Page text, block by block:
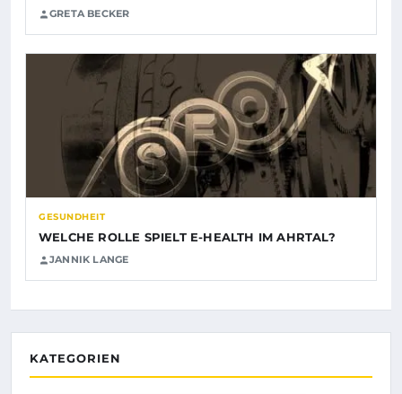
GRETA BECKER
GESUNDHEIT
WELCHE ROLLE SPIELT E-HEALTH IM AHRTAL?
JANNIK LANGE
KATEGORIEN